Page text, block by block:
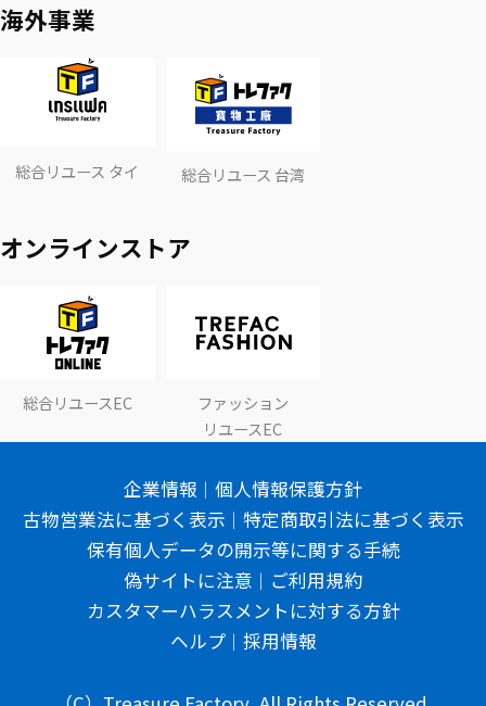
海外事業
総合リユース タイ 総合リユース 台湾
オンラインストア
総合リユースEC
ファッション
リユースEC
企業情報
個人情報保護方針
古物営業法に基づく表示
特定商取引法に基づく表示
保有個人データの開示等に関する手続
偽サイトに注意
ご利用規約
カスタマーハラスメントに対する方針
ヘルプ
採用情報